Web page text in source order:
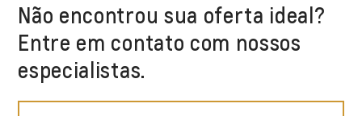
Não encontrou sua oferta ideal?
Entre em contato com nossos
especialistas.